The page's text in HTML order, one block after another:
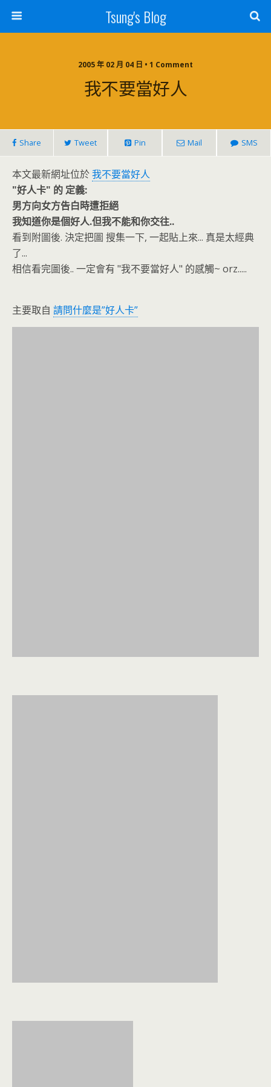
Tsung's Blog
2005 年 02 月 04 日 • 1 Comment
我不要當好人
Share Tweet Pin Mail SMS
本文最新網址位於我不要當好人
"好人卡" 的 定義:
男方向女方告白時遭拒絕
我知道你是個好人.但我不能和你交往..
看到附圖後. 決定把圖 搜集一下, 一起貼上來... 真是太經典
了...
相信看完圖後.. 一定會有 "我不要當好人" 的感觸~ orz.....
主要取自 請問什麼是”好人卡”